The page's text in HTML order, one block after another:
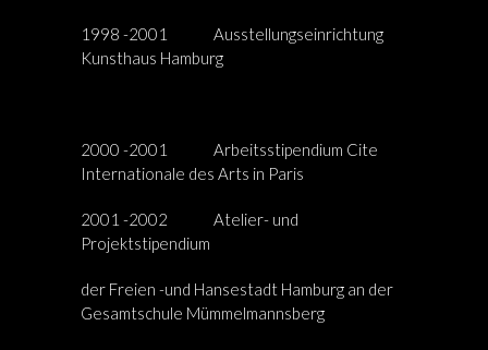
1998 -2001 Ausstellungseinrichtung
Kunsthaus Hamburg
2000 -2001 Arbeitsstipendium Cite
Internationale des Arts in Paris
2001 -2002 Atelier- und
Projektstipendium
der Freien -und Hansestadt Hamburg an der
Gesamtschule Mümmelmannsberg